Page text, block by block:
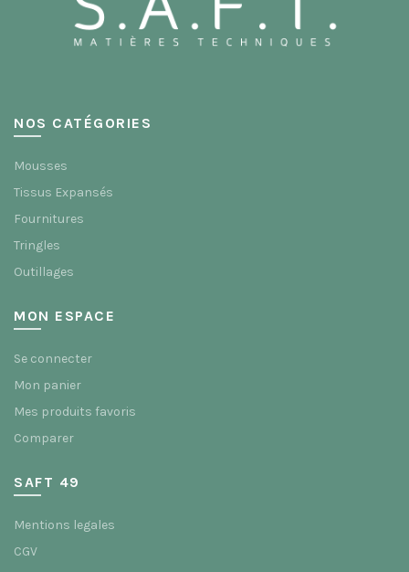
la
page
NOS CATÉGORIES
Mousses
Tissus Expansés
Fournitures
Tringles
Outillages
MON ESPACE
Se connecter
Mon panier
Mes produits favoris
Comparer
SAFT 49
Mentions legales
CGV